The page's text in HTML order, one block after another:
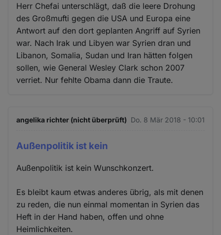
Herr Chefai unterschlägt, daß die leere Drohung
des Großmufti gegen die USA und Europa eine
Antwort auf den dort geplanten Angriff auf Syrien
war. Nach Irak und Libyen war Syrien dran und
Libanon, Somalia, Sudan und Iran hätten folgen
sollen, wie General Wesley Clark schon 2007
verriet. Nur fehlte Obama dann die Traute.
angelika richter (nicht überprüft) Do. 8 Mär 2018 - 10:01
Außenpolitik ist kein
Außenpolitik ist kein Wunschkonzert.
Es bleibt kaum etwas anderes übrig, als mit denen
zu reden, die nun einmal momentan in Syrien das
Heft in der Hand haben, offen und ohne
Heimlichkeiten.